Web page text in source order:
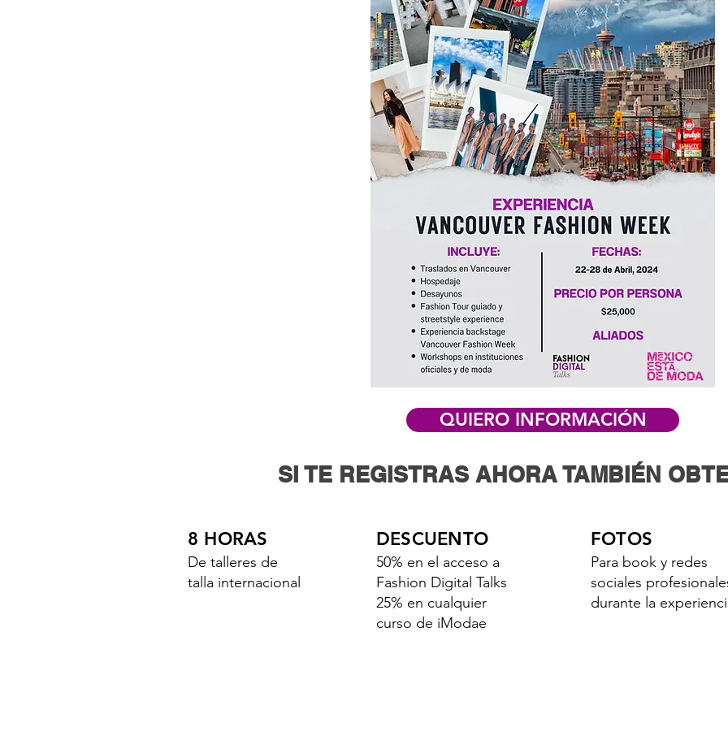
QUIERO INFORMACIÓN
SI TE REGISTRAS AHORA TAMBIÉN
8 HORAS
De talleres de
talla internacional
DESCUENTO
50% en el acceso a
Fashion Digital Talks
25% en cualquier
curso de iModae
FOTOS
Para book y redes
sociales
durante la